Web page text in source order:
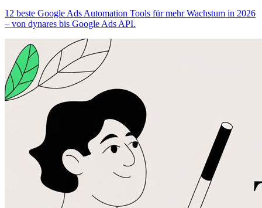
12 beste Google Ads Automation Tools für mehr Wachstum in 2026
– von dynares bis Google Ads API.